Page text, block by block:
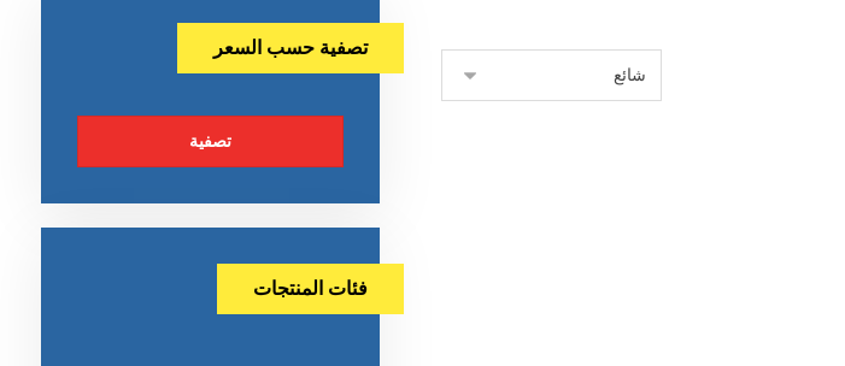
تصفية حسب السعر
تصفية
فئات المنتجات